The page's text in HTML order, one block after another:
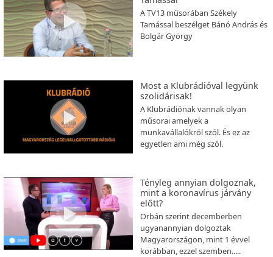
A TV13 műsorában Székely
Tamással beszélget Bánó András és
Bolgár György
Most a Klubrádióval legyünk
szolidárisak!
A Klubrádiónak vannak olyan
műsorai amelyek a
munkavállalókról szól. És ez az
egyetlen ami még szól.
Tényleg annyian dolgoznak,
mint a koronavírus járvány
előtt?
Orbán szerint decemberben
ugyanannyian dolgoztak
Magyarországon, mint 1 évvel
korábban, ezzel szemben.....